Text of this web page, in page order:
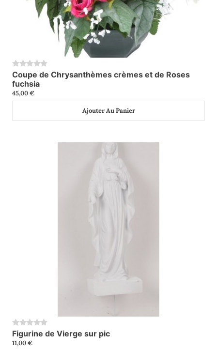
0
Coupe de Chrysanthèmes crèmes et de Roses
fuchsia
45,00€
Ajouter Au Panier
0
Figurine de Vierge sur pic
11,00€